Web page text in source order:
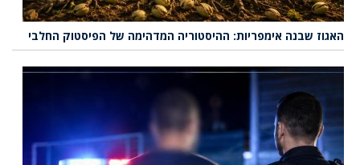
האגוז שבנה אימפריות: ההיסטוריה המדהימה של הפיסטוק החלבי